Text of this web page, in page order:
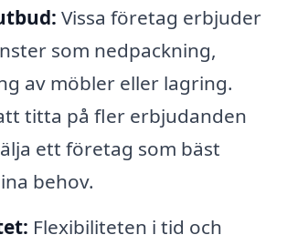
Vissa företag erbjuder
som nedpackning,
av möbler eller lagring.
titta på fler erbjudanden
ett företag som bäst
behov.
Flexibiliteten i tid och